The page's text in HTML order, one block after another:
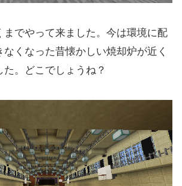
までやって来ました。今は環境に配
くなった昔懐かしい焼却炉が近く
。どこでしょうね？